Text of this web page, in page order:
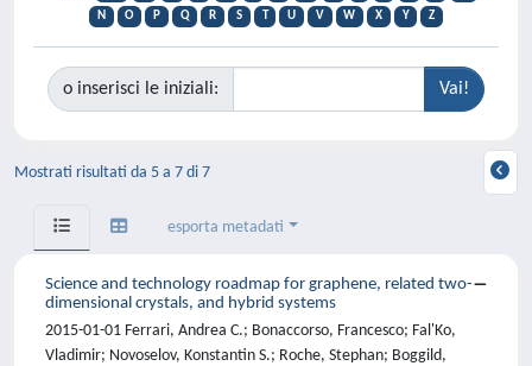
N
O P Q R S T U V W X Y Z
o inserisci le iniziali:
Mostrati risultati da 5 a 7 di 7
esporta metadati
Science and technology roadmap for graphene, related two-
dimensional crystals, and hybrid systems
2015-01-01 Ferrari, Andrea C.; Bonaccorso, Francesco; Fal'Ko,
Vladimir; Novoselov, Konstantin S.; Roche, Stephan; Boggild,